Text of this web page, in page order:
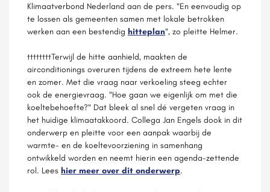
Klimaatverbond Nederland aan de pers. "En eenvoudig op
te lossen als gemeenten samen met lokale betrokken
werken aan een bestendig hitteplan", zo pleitte Helmer.
ttttttttTerwijl de hitte aanhield, maakten de
airconditionings overuren tijdens de extreem hete lente
en zomer. Met die vraag naar verkoeling steeg echter
ook de energievraag. "Hoe gaan we eigenlijk om met die
koeltebehoefte?" Dat bleek al snel dé vergeten vraag in
het huidige klimaatakkoord. Collega Jan Engels dook in dit
onderwerp en pleitte voor een aanpak waarbij de
warmte- en de koeltevoorziening in samenhang
ontwikkeld worden en neemt hierin een agenda-zettende
rol. Lees hier meer over dit onderwerp.